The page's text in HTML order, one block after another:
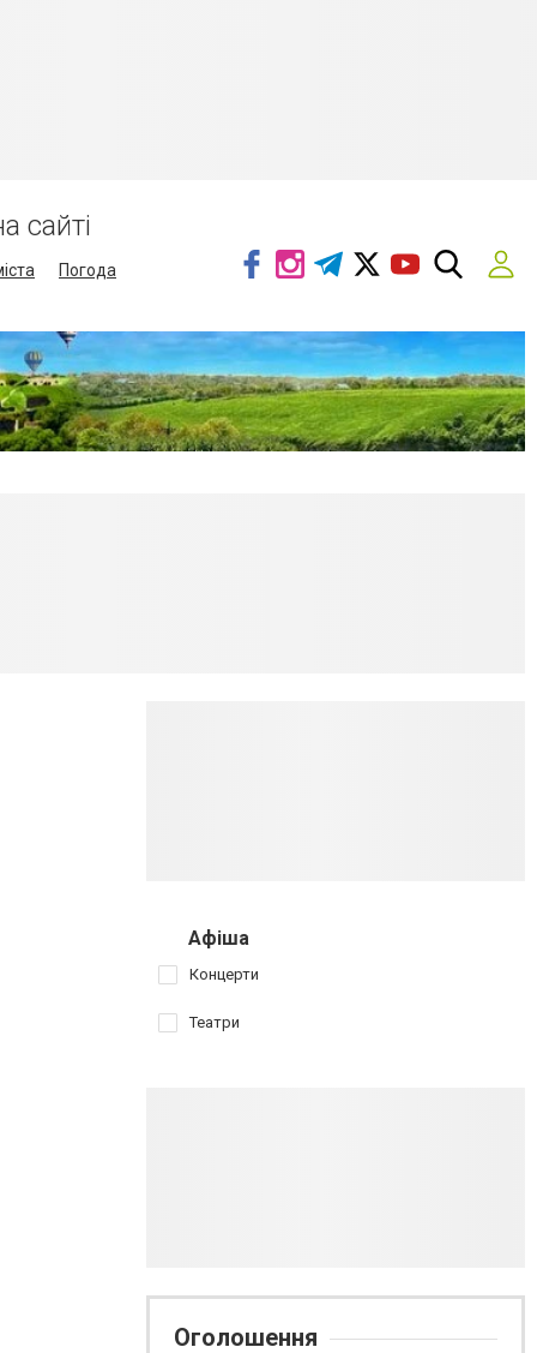
сайті
Погода
Афіша
Концерти
Театри
Оголошення